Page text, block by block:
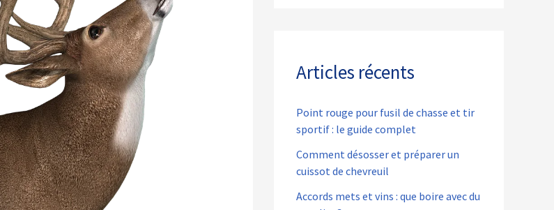
Articles récents
Point rouge pour fusil de chasse et tir
sportif : le guide complet
Comment désosser et préparer un
cuissot de chevreuil
Accords mets et vins : que boire avec du